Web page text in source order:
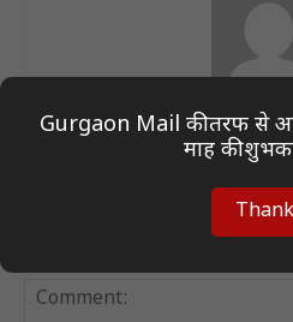
Author
Gurgaon Mail की तरफ से
माह की